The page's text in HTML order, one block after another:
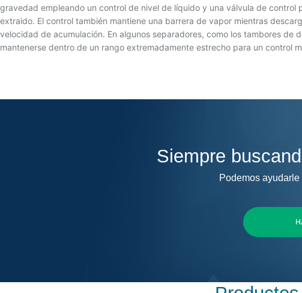
gravedad empleando un control de nivel de líquido y una válvula de control
extraido. El control también mantiene una barrera de vapor mientras
velocidad de acumulación. En algunos separadores, como los tambores de
mantenerse dentro de un rango extremadamente estrecho para un control
Siempre
Podemos